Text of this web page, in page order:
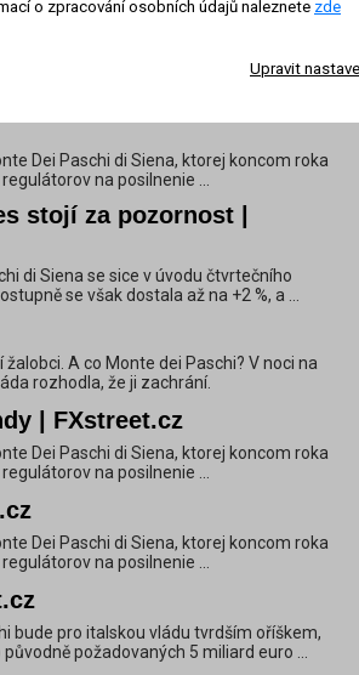
Dei Paschi di Siena, ktorej koncom roka
na posilnenie ...
stojí za pozornost |
di Siena se sice v úvodu čtvrtečního
se však dostala až na +2 %, a ...
A co Monte dei Paschi? V noci na
rozhodla, že ji zachrání.
| FXstreet.cz
Dei Paschi di Siena, ktorej koncom roka
na posilnenie ...
Dei Paschi di Siena, ktorej koncom roka
na posilnenie ...
bude pro italskou vládu tvrdším oříškem,
požadovaných 5 miliard euro ...
o zpracování osobních údajů naleznete zde
Upravit